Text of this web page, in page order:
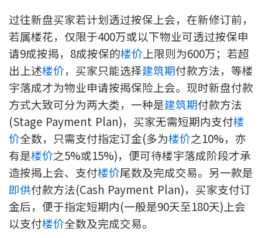
供款年期计算
工商铺按揭计算
印花税计算
免费物业估价
下载中心
按揭全面睇
新闻/研究
公司动态
过往新盘买家若计划透过按保上会，在新修订前，
若属楼花，仅限于400万或以下物业可透过按保申
请9成按揭，8成按保的楼价 上限则为600万；若超
出上述楼价，买家只能选择建筑期付款方法，等楼
宇落成才为物业申请按揭保险上会。现时新盘付款
方式大致可分为两大类，一种是建筑期付款方法
(Stage Payment Plan)，买家无需短期内支付楼
价全数，只需支付指定订金(多为楼价之10%，亦
有是楼价之5%或15%)，便可待楼宇落成阶段才承
造按揭上会、支付楼价尾数及完成交易。另一款是
即供付款方法(Cash Payment Plan)，买家支付订
金后，便于指定短期内(一般是90天至180天)上会
以支付楼价全数及完成交易。